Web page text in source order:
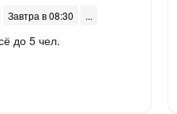
Завтра в 08:30
до 5 чел.